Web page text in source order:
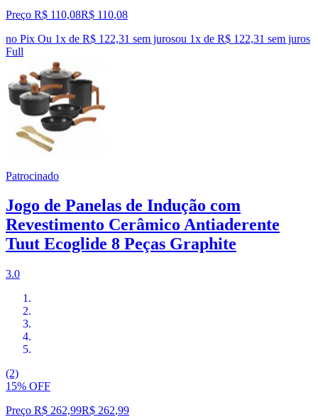
Preço R$ 110,08R$ 110,08
no Pix Ou 1x de R$ 122,31 sem jurosou 1x de R$ 122,31 sem juros
Full
Patrocinado
Jogo de Panelas de Indução com
Revestimento Cerâmico Antiaderente
Tuut Ecoglide 8 Peças Graphite
3.0
(2)
15% OFF
Preço R$ 262,99R$ 262,99